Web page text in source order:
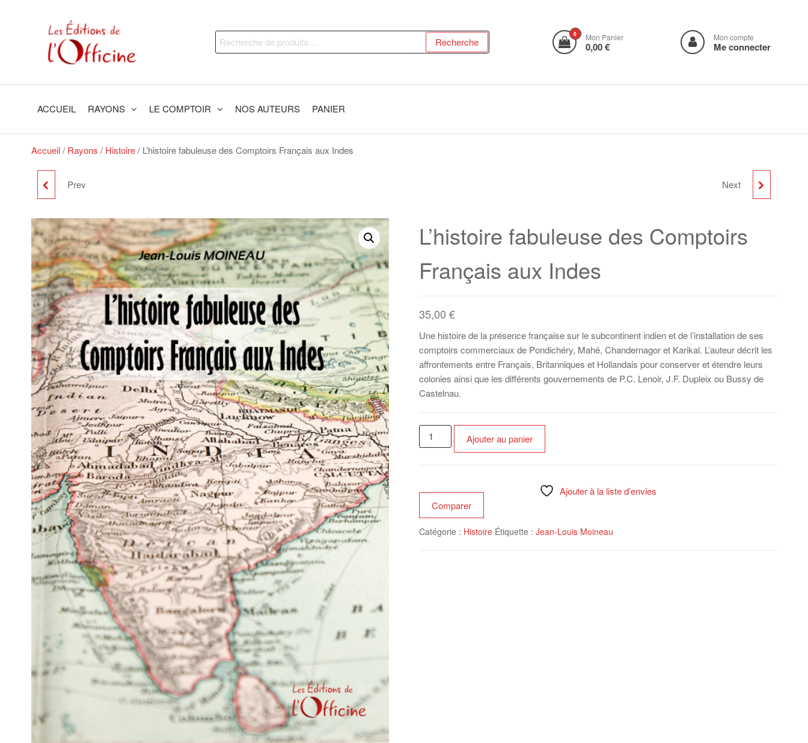
Editions
l'Officine
Recherche
pour :
Recherche
0 Mon Panier
0,00 €
Mon compte
Me connecter
ACCUEIL RAYONS LE COMPTOIR NOS AUTEURS PANIER
Accueil/ Rayons / Histoire/ L’histoire fabuleuse des Comptoirs Français aux Indes
UN ÉLÈVE PILOTE
1943-1946
Prev COLONEL ALEXIS
VALÉRIE ANDRÉ :
Next
L’histoire fabuleuse des Comptoirs
Français aux Indes
35,00 €
Une histoire de la présence française sur le subcontinent indien et de l’installation de ses
comptoirs commerciaux de Pondichéry, Mahé, Chandernagor et Karikal. L’auteur décrit les
affrontements entre Français, Britanniques et Hollandais pour conserver et étendre leurs
colonies ainsi que les différents gouvernements de P.C. Lenoir, J.F. Dupleix ou Bussy de
Castelnau.
quantité
de
des
Comptoirs
Français
aux
Ajouter au panier
Ajouter à la liste d’envies
Comparer
Catégorie : Histoire Étiquette : Jean-Louis Moineau